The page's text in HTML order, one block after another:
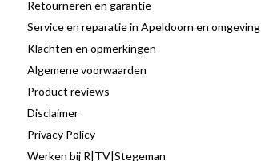
Retourneren en garantie
Service en reparatie in Apeldoorn en omgeving
Klachten en opmerkingen
Algemene voorwaarden
Product reviews
Disclaimer
Privacy Policy
Werken bij R|TV|Stegeman